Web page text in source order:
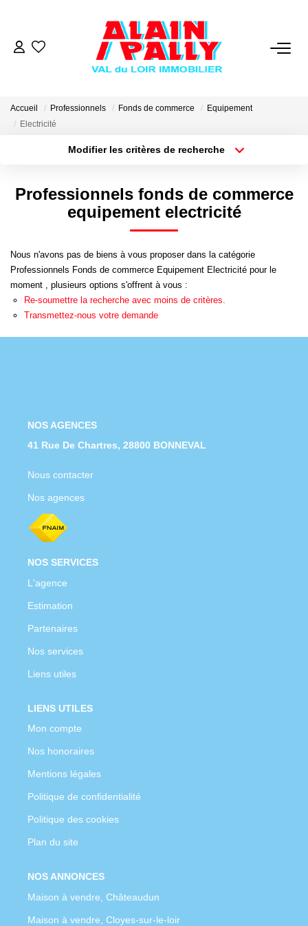
VENTE
LOCATION
GESTION
DERNIERES VENTES
NOS AGENCES
Qui Sommes Nous
Notre Équipe
Nous Rejoindre
Nos Actualités
Accueil Professionnels Fonds de commerce
Equipement
Electricité
Modifier les critères de recherche
Type de bien
Surface min
Créer une alerte
Professionnels fonds de commerce
equipement electricité
Nous n'avons pas de biens à vous proposer dans la catégorie
Professionnels Fonds de commerce Equipement Electricité pour le
moment , plusieurs options s'offrent à vous :
Re-soumettre la recherche avec moins de critères.
Transmettez-nous votre demande
NOS AGENCES
41 Rue De Chartres, 28800 BONNEVAL
Nous contacter
Nos agences
NOS SERVICES
L'agence
Estimation
Partenaires
Nos services
Liens utiles
LIENS UTILES
Mon compte
Nos honoraires
Mentions légales
Politique de confidentialité
Politique des cookies
Plan du site
NOS ANNONCES
Maison à vendre, Châteaudun
Maison à vendre, Cloyes-sur-le-loir